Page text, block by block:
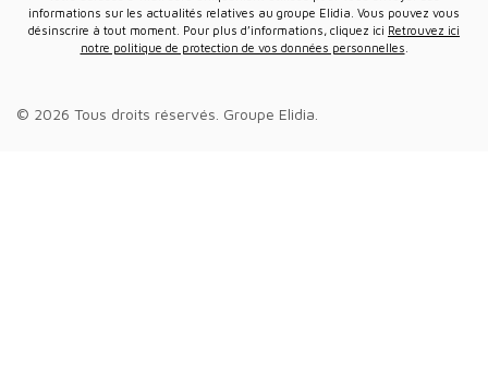
informations sur les actualités relatives au groupe Elidia. Vous pouvez vous
désinscrire à tout moment. Pour plus d’informations, cliquez ici Retrouvez ici
notre politique de protection de vos données personnelles
© 2026 Tous droits réservés. Groupe Elidia